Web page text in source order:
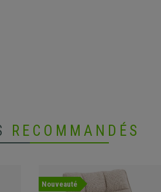
RECOMMANDÉS
Nouveauté